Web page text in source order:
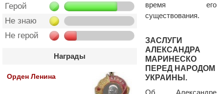
Герой
Не знаю
Не герой
Награды
Орден Ленина
время его
существования.
ЗАСЛУГИ
АЛЕКСАНДРА
МАРИНЕСКО
ПЕРЕД НАРОДОМ
УКРАИНЫ.
Об Александре